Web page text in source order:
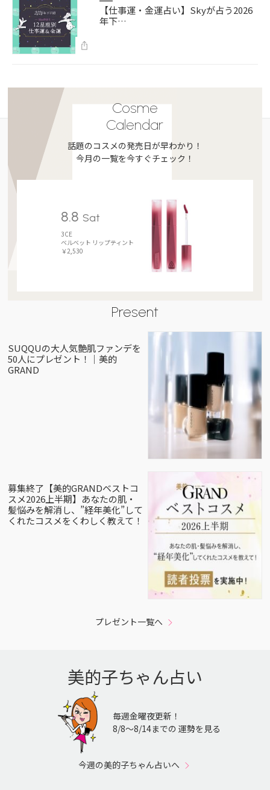
【仕事運・金運占い】Skyが占う2026
年下…
Cosme
Calendar
話題のコスメの発売日が早わかり！
今月の一覧を今すぐチェック！
8.8 Sat
3CE
ベルベット リップティント
￥2,530
Present
SUQQUの大人気艶肌ファンデを
50人にプレゼント！｜美的
GRAND
募集終了【美的GRANDベストコ
スメ2026上半期】あなたの肌・
髪悩みを解消し、”経年美化”して
くれたコスメをくわしく教えて！
プレゼント一覧へ
美的子ちゃん占い
毎週金曜夜更新！
8/8〜8/14までの 運勢を見る
今週の美的子ちゃん占いへ